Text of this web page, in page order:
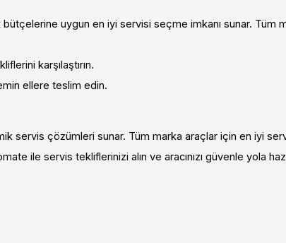
uygun en iyi servisi seçme imkanı sunar. Tüm
karşılaştırın.
ellere teslim edin.
servis çözümleri sunar. Tüm marka araçlar için en iyi
ile servis tekliflerinizi alın ve aracınızı güvenle yola